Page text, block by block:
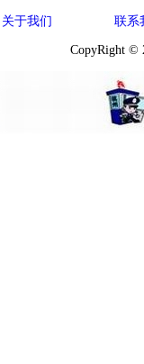
关于我们 联系
CopyRight ©